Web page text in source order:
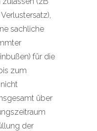
sachliche
für die
zum
über
der